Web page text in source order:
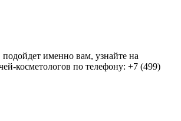
именно вам, узнайте на
косметологов по телефону: +7 (499)